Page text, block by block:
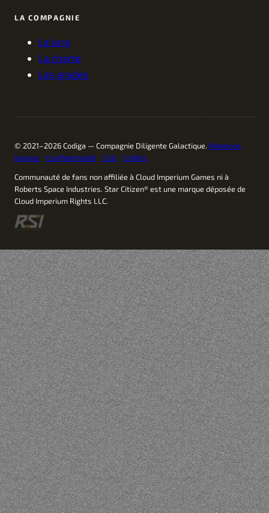
LA COMPAGNIE
Le lore
La charte
Les grades
© 2021–2026 Codiga — Compagnie Diligente Galactique. Mentions
légales
Confidentialité CGU Crédits
Communauté de fans non affiliée à Cloud Imperium Games ni à
Roberts Space Industries. Star Citizen® est une marque déposée de
Cloud Imperium Rights LLC.